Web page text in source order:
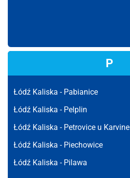
P
Łódź Kaliska - Pabianice
Łódź Kaliska - Pelplin
Łódź Kaliska - Petrovice u Karvine
Łódź Kaliska - Piechowice
Łódź Kaliska - Pilawa